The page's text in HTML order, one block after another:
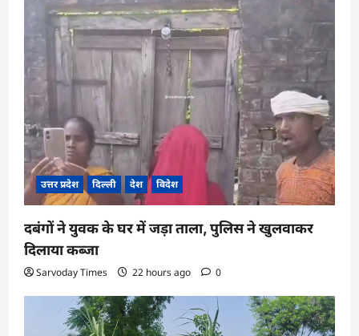
g
n
उत्तर प्रदेश दिल्ली देश विदेश
दबंगों ने युवक के घर में जड़ा ताला, पुलिस ने खुलवाकर
दिलाया कब्जा
Sarvoday Times 22 hours ago 0